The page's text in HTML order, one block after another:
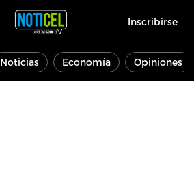
Inscribirse
Noticias Economía Opiniones